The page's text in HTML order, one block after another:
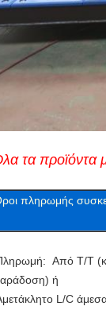
τα προϊόντα
πληρωμής
Από T/T
ή
L/C